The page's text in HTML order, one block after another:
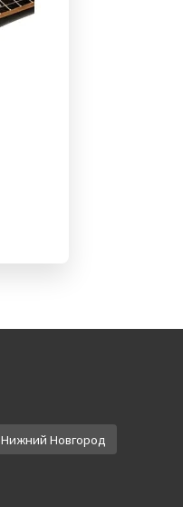
Нижний Новгород